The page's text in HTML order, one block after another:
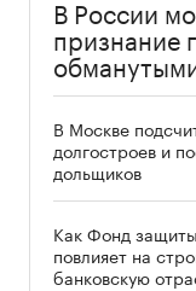
В России
признание
В Москве
долгостроев и
дольщиков
Как Фонд
повлияет на
банковскую